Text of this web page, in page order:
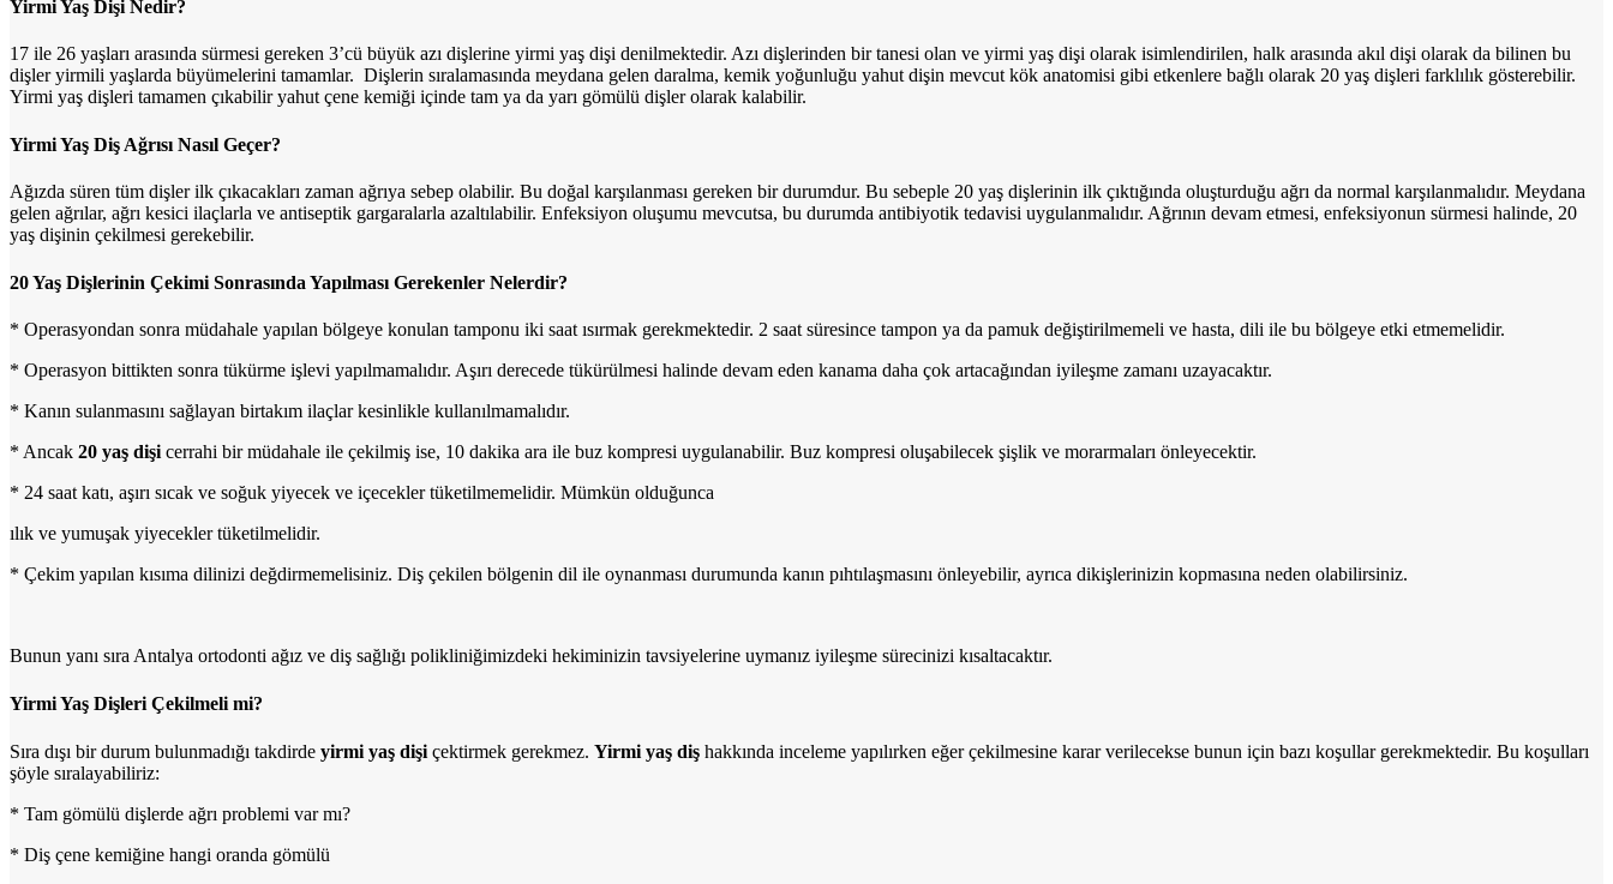
Yirmi Yaş Dişi Nedir?
17 ile 26 yaşları arasında sürmesi gereken 3’cü büyük azı dişlerine yirmi yaş dişi denilmektedir. Azı dişlerinden bir tanesi olan ve yirmi yaş dişi olarak isimlendirilen, halk arasında akıl dişi olarak da bilinen bu
dişler yirmili yaşlarda büyümelerini tamamlar. Dişlerin sıralamasında meydana gelen daralma, kemik yoğunluğu yahut dişin mevcut kök anatomisi gibi etkenlere bağlı olarak 20 yaş dişleri farklılık gösterebilir.
Yirmi yaş dişleri tamamen çıkabilir yahut çene kemiği içinde tam ya da yarı gömülü dişler olarak kalabilir.
Yirmi Yaş Diş Ağrısı Nasıl Geçer?
Ağızda süren tüm dişler ilk çıkacakları zaman ağrıya sebep olabilir. Bu doğal karşılanması gereken bir durumdur. Bu sebeple 20 yaş dişlerinin ilk çıktığında oluşturduğu ağrı da normal karşılanmalıdır. Meydana
gelen ağrılar, ağrı kesici ilaçlarla ve antiseptik gargaralarla azaltılabilir. Enfeksiyon oluşumu mevcutsa, bu durumda antibiyotik tedavisi uygulanmalıdır. Ağrının devam etmesi, enfeksiyonun sürmesi halinde, 20
yaş dişinin çekilmesi gerekebilir.
20 Yaş Dişlerinin Çekimi Sonrasında Yapılması Gerekenler Nelerdir?
* Operasyondan sonra müdahale yapılan bölgeye konulan tamponu iki saat ısırmak gerekmektedir. 2 saat süresince tampon ya da pamuk değiştirilmemeli ve hasta, dili ile bu bölgeye etki etmemelidir.
* Operasyon bittikten sonra tükürme işlevi yapılmamalıdır. Aşırı derecede tükürülmesi halinde devam eden kanama daha çok artacağından iyileşme zamanı uzayacaktır.
* Kanın sulanmasını sağlayan birtakım ilaçlar kesinlikle kullanılmamalıdır.
* Ancak 20 yaş dişi cerrahi bir müdahale ile çekilmiş ise, 10 dakika ara ile buz kompresi uygulanabilir. Buz kompresi oluşabilecek şişlik ve morarmaları önleyecektir.
* 24 saat katı, aşırı sıcak ve soğuk yiyecek ve içecekler tüketilmemelidir. Mümkün olduğunca
ılık ve yumuşak yiyecekler tüketilmelidir.
* Çekim yapılan kısıma dilinizi değdirmemelisiniz. Diş çekilen bölgenin dil ile oynanması durumunda kanın pıhtılaşmasını önleyebilir, ayrıca dikişlerinizin kopmasına neden olabilirsiniz.
Bunun yanı sıra Antalya ortodonti ağız ve diş sağlığı polikliniğimizdeki hekiminizin tavsiyelerine uymanız iyileşme sürecinizi kısaltacaktır.
Yirmi Yaş Dişleri Çekilmeli mi?
Sıra dışı bir durum bulunmadığı takdirde yirmi yaş dişi çektirmek gerekmez. Yirmi yaş diş hakkında inceleme yapılırken eğer çekilmesine karar verilecekse bunun için bazı koşullar gerekmektedir. Bu koşulları
şöyle sıralayabiliriz:
* Tam gömülü dişlerde ağrı problemi var mı?
* Diş çene kemiğine hangi oranda gömülü